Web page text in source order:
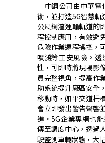
中鋼公司由中華電
術，並打造5G智慧軌
公尺鋼渣運輸軌道的
程控制應用，有效避
危險作業遠程操控，
噴濺等工安風險。透
性，可即時將現場影
員完整視角，提高作
助系統提升廠區安全
移動時，如平交道柵
會立即發出警告聲響
進。5G企業專網也
傳至調度中心，透過
駛監測車輛狀態，大